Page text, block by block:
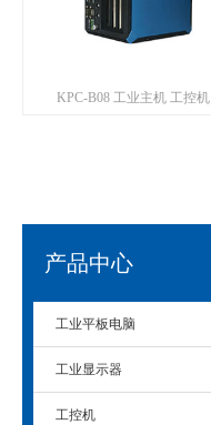
KPC-B08 工业主机 工控机
产品中心
工业平板电脑
工业显示器
工控机